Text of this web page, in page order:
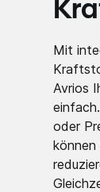
Mit
Avrios
oder
können